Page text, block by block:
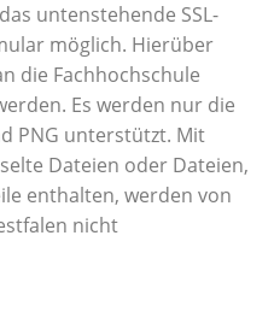
untenstehende SSL-
möglich. Hierüber
die Fachhochschule
Es werden nur die
PNG unterstützt. Mit
Dateien oder Dateien,
enthalten, werden von
nicht